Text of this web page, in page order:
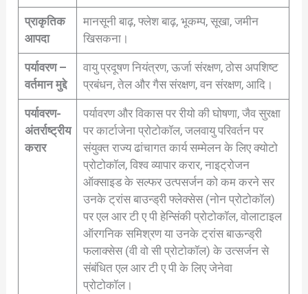
प्राकृतिक
आपदा
मानसूनी बाढ़, फ्लेश बाढ़, भूकम्प, सूखा, जमीन
खिसकना।
पर्यावरण –
वर्तमान मुद्दे
वायु प्रदूषण नियंत्रण, ऊर्जा संरक्षण, ठोस अपशिष्ट
प्रबंधन, तेल और गैस संरक्षण, वन संरक्षण, आदि।
पर्यावरण-
अंतर्राष्ट्रीय
करार
पर्यावरण और विकास पर रीयो की घोषणा, जैव सुरक्षा
पर कार्टाजेना प्रोटोकॉल, जलवायु परिवर्तन पर
संयुक्त राज्य ढांचागत कार्य सम्मेलन के लिए क्योटो
प्रोटोकॉल, विश्व व्यापार करार, नाइट्रोजन
ऑक्साइड के सल्फर उत्पसर्जन को कम करने सर
उनके ट्रांस बाउन्ड्री फ्लेक्सेस (नोन प्रोटोकॉल)
पर एल आर टी ए पी हेन्सिंकी प्रोटोकॉल, वोलाटाइल
ऑरगनिक समिश्रण या उनके ट्रांस बाऊन्ड्री
फलाक्सेस (वी वो सी प्रोटोकॉल) के उत्सर्जन से
संबंधित एल आर टी ए पी के लिए जेनेवा
प्रोटोकॉल।